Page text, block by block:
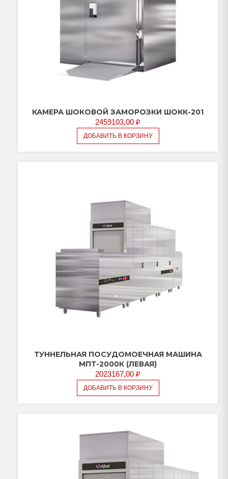
КАМЕРА ШОКОВОЙ ЗАМОРОЗКИ ШОКК-201
2459103,00 ₽
ДОБАВИТЬ В КОРЗИНУ
ТУННЕЛЬНАЯ ПОСУДОМОЕЧНАЯ МАШИНА
МПТ-2000К (ЛЕВАЯ)
2023167,00 ₽
ДОБАВИТЬ В КОРЗИНУ